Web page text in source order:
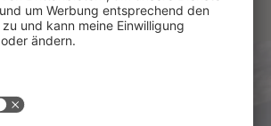
nobilia Planungstools